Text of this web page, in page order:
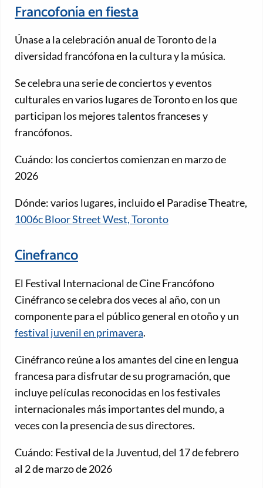
Francofonía en fiesta
Únase a la celebración anual de Toronto de la
diversidad francófona en la cultura y la música.
Se celebra una serie de conciertos y eventos
culturales en varios lugares de Toronto en los que
participan los mejores talentos franceses y
francófonos.
Cuándo: los conciertos comienzan en marzo de
2026
Dónde: varios lugares, incluido el Paradise Theatre,
1006c Bloor Street West, Toronto
Cinefranco
El Festival Internacional de Cine Francófono
Cinéfranco se celebra dos veces al año, con un
componente para el público general en otoño y un
festival juvenil en primavera.
Cinéfranco reúne a los amantes del cine en lengua
francesa para disfrutar de su programación, que
incluye películas reconocidas en los festivales
internacionales más importantes del mundo, a
veces con la presencia de sus directores.
Cuándo: Festival de la Juventud, del 17 de febrero
al 2 de marzo de 2026